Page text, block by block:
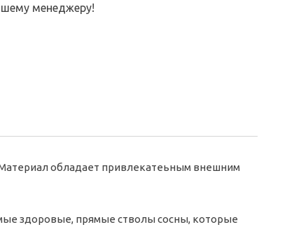
менеджеру!
обладает привлекатеьным внешним
здоровые, прямые стволы сосны, которые